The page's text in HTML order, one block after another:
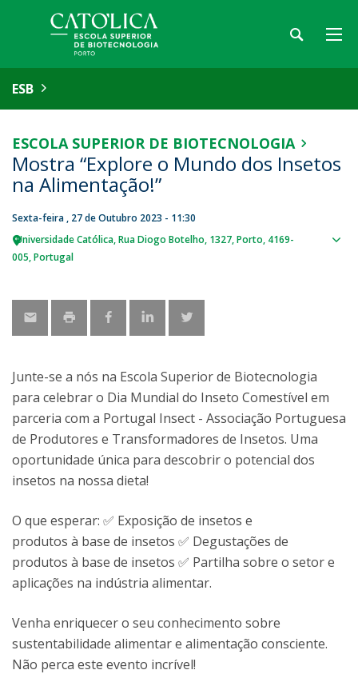
ESB
ESCOLA SUPERIOR DE BIOTECNOLOGIA
Mostra “Explore o Mundo dos Insetos
na Alimentação!”
Sexta-feira , 27 de Outubro 2023 - 11:30
Universidade Católica Rua Diogo Botelho, 1327 Porto 4169-
005 Portugal
Junte-se a nós na Escola Superior de Biotecnologia
para celebrar o Dia Mundial do Inseto Comestível em
parceria com a Portugal Insect - Associação Portuguesa
de Produtores e Transformadores de Insetos. Uma
oportunidade única para descobrir o potencial dos
insetos na nossa dieta!
O que esperar: ✅ Exposição de insetos e
produtos à base de insetos ✅ Degustações de
produtos à base de insetos ✅ Partilha sobre o setor e
aplicações na indústria alimentar.
Venha enriquecer o seu conhecimento sobre
sustentabilidade alimentar e alimentação consciente.
Não perca este evento incrível!